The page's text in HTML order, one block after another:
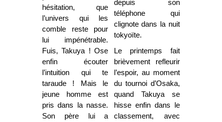
hésitation, que
l’univers qui les
comble reste pour
lui impénétrable.
Fuis, Takuya ! Ose
enfin écouter
l’intuition qui te
taraude ! Mais le
jeune homme est
pris dans la nasse.
Son père lui a
depuis son
téléphone qui
clignote dans la nuit
tokyoïte.
Le printemps fait
brièvement refleurir
l’espoir, au moment
du tournoi d’Osaka,
quand Takuya se
hisse enfin dans le
classement, avec